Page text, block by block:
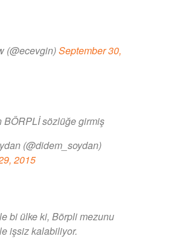
(@ecevgin)September 30,
BÖRPLİ sözlüğe girmiş
(@didem_soydan)
2015
bi ülke ki, Börpli mezunu
işsiz kalabiliyor.